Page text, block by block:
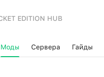
EDITION HUB
Моды Сервера Гайды